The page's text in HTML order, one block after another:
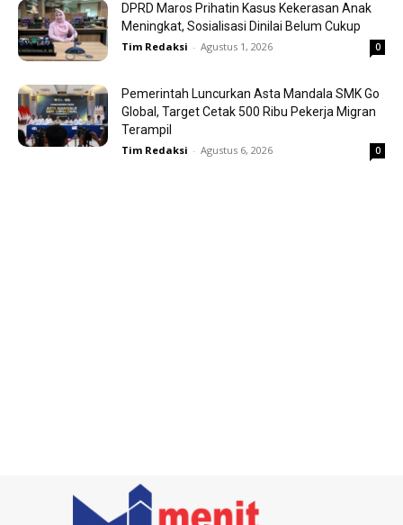
DPRD Maros Prihatin Kasus Kekerasan Anak
Meningkat, Sosialisasi Dinilai Belum Cukup
Tim Redaksi - Agustus 1, 2026 0
Pemerintah Luncurkan Asta Mandala SMK Go
Global, Target Cetak 500 Ribu Pekerja Migran
Terampil
Tim Redaksi - Agustus 6, 2026 0